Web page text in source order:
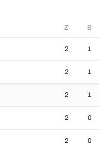
Z B
2 1
2 1
2 1
2 0
2 0